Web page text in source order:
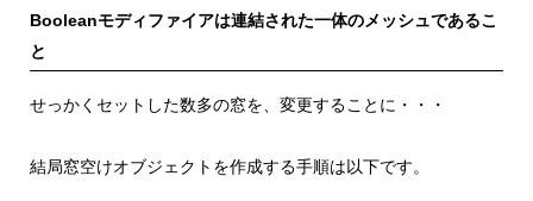
Booleanモディファイアは連結された一体のメッシュであるこ
と
せっかくセットした数多の窓を、変更することに・・・
結局窓空けオブジェクトを作成する手順は以下です。